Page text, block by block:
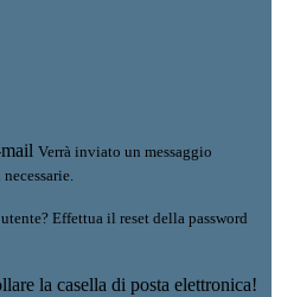
Verrà inviato un messaggio
Effettua il reset della password
la casella di posta elettronica!